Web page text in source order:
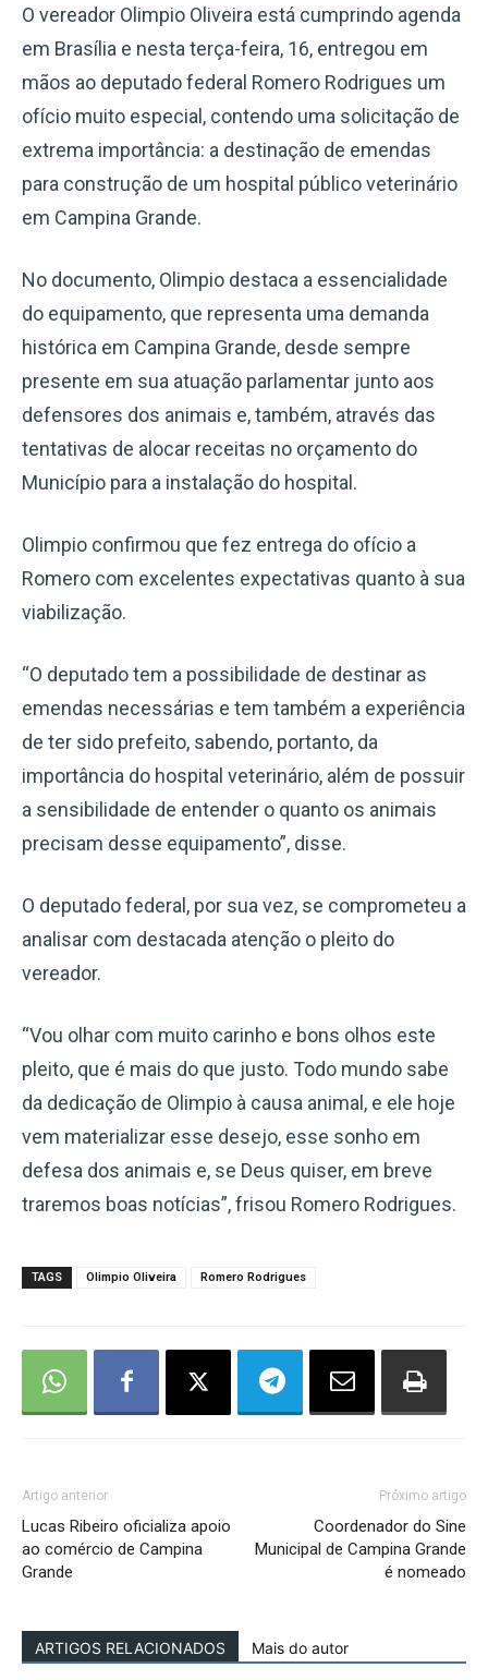
O vereador Olimpio Oliveira está cumprindo agenda
em Brasília e nesta terça-feira, 16, entregou em
mãos ao deputado federal Romero Rodrigues um
ofício muito especial, contendo uma solicitação de
extrema importância: a destinação de emendas
para construção de um hospital público veterinário
em Campina Grande.
No documento, Olimpio destaca a essencialidade
do equipamento, que representa uma demanda
histórica em Campina Grande, desde sempre
presente em sua atuação parlamentar junto aos
defensores dos animais e, também, através das
tentativas de alocar receitas no orçamento do
Município para a instalação do hospital.
Olimpio confirmou que fez entrega do ofício a
Romero com excelentes expectativas quanto à sua
viabilização.
“O deputado tem a possibilidade de destinar as
emendas necessárias e tem também a experiência
de ter sido prefeito, sabendo, portanto, da
importância do hospital veterinário, além de possuir
a sensibilidade de entender o quanto os animais
precisam desse equipamento”, disse.
O deputado federal, por sua vez, se comprometeu a
analisar com destacada atenção o pleito do
vereador.
“Vou olhar com muito carinho e bons olhos este
pleito, que é mais do que justo. Todo mundo sabe
da dedicação de Olimpio à causa animal, e ele hoje
vem materializar esse desejo, esse sonho em
defesa dos animais e, se Deus quiser, em breve
traremos boas notícias”, frisou Romero Rodrigues.
TAGS Olimpio Oliveira Romero Rodrigues
Artigo anterior
Lucas Ribeiro oficializa apoio
ao comércio de Campina
Grande
Próximo artigo
Coordenador do Sine
Municipal de Campina Grande
é nomeado
ARTIGOS RELACIONADOS Mais do autor